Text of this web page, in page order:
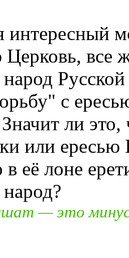
интересный
Церковь, все
с
ли
или ересью
в её лоне
— это